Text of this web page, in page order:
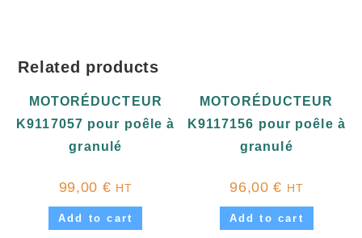
Related products
MOTORÉDUCTEUR
K9117057 pour poêle à
granulé
99,00 € HT
Add to cart
MOTORÉDUCTEUR
K9117156 pour poêle à
granulé
96,00€ HT
Add to cart